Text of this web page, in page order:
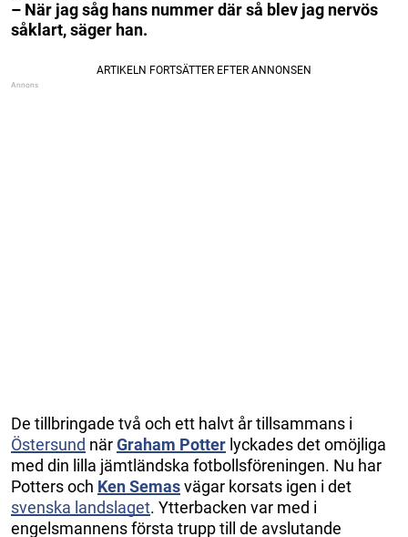
– När jag såg hans nummer där så blev jag nervös
såklart, säger han.
De tillbringade två och ett halvt år tillsammans i
Östersund närGraham Potter lyckades det omöjliga
med din lilla jämtländska fotbollsföreningen. Nu har
Potters och Ken Semasvägar korsats igen i det
svenska landslaget. Ytterbacken var med i
engelsmannens första trupp till de avslutande